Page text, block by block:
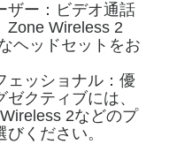
ザー：ビデオ通話
Zone Wireless 2
ヘッドセットをお
ェッショナル：優
クティブには、
2などのプ
ください。